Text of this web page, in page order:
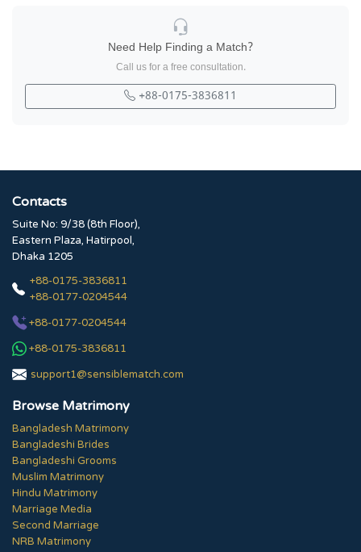
Need Help Finding a Match?
Call us for a free consultation.
+88-0175-3836811
Contacts
Suite No: 9/38 (8th Floor),
Eastern Plaza, Hatirpool,
Dhaka 1205
+88-0175-3836811
+88-0177-0204544
+88-0177-0204544
+88-0175-3836811
support1@sensiblematch.com
Browse Matrimony
Bangladesh Matrimony
Bangladeshi Brides
Bangladeshi Grooms
Muslim Matrimony
Hindu Matrimony
Marriage Media
Second Marriage
NRB Matrimony